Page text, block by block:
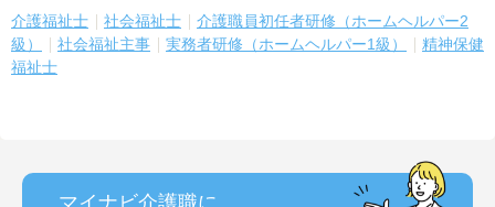
介護福祉士 社会福祉士
介護職員初任者研修（ホームヘルパー2
級）
社会福祉主事 実務者研修（ホームヘルパー1級）
精神保健
福祉士